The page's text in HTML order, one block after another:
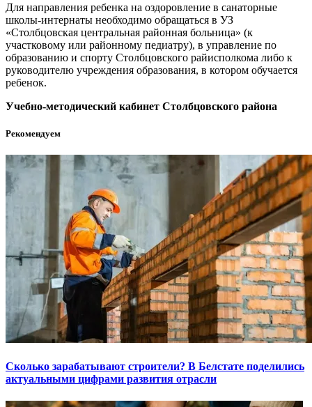
Для направления ребенка на оздоровление в санаторные
школы-интернаты необходимо обращаться в УЗ
«Столбцовская центральная районная больница» (к
участковому или районному педиатру), в управление по
образованию и спорту Столбцовского райисполкома либо к
руководителю учреждения образования, в котором обучается
ребенок.
Учебно-методический кабинет Столбцовского района
Рекомендуем
Сколько зарабатывают строители? В Белстате поделились
актуальными цифрами развития отрасли